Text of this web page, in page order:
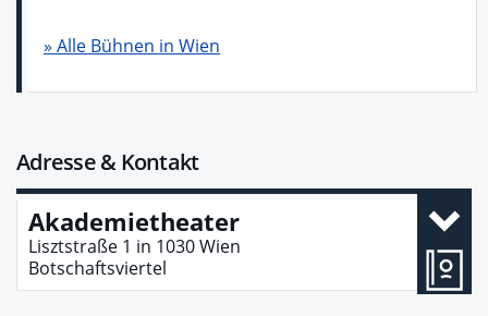
» Alle Bühnen in Wien
Adresse & Kontakt
Akademietheater
Lisztstraße 1 in 1030Wien
Botschaftsviertel